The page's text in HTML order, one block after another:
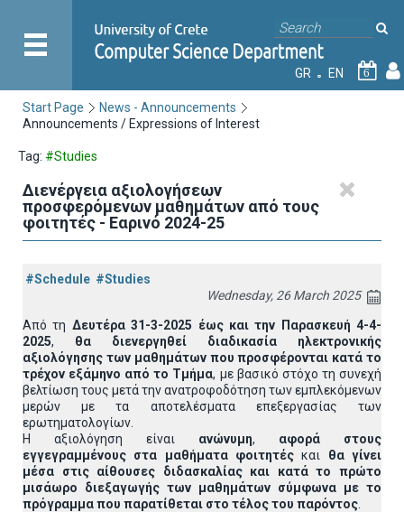
GR EN 6
Start Page
News - Announcements
Announcements / Expressions of Interest
Tag: #Studies
Διενέργεια αξιολογήσεων
προσφερόμενων μαθημάτων από τους
φοιτητές - Εαρινό 2024-25
#Schedule #Studies
Wednesday, 26 March 2025
Από τη Δευτέρα 31-3-2025 έως και την Παρασκευή 4-4-
2025, θα διενεργηθεί διαδικασία ηλεκτρονικής
αξιολόγησης των μαθημάτων που προσφέρονται κατά το
τρέχον εξάμηνο από το Τμήμα, με βασικό στόχο τη συνεχή
βελτίωση τους μετά την ανατροφοδότηση των εμπλεκόμενων
μερών με τα αποτελέσματα επεξεργασίας των
ερωτηματολογίων.
Η αξιολόγηση είναι ανώνυμη, αφορά στους
εγγεγραμμένους στα μαθήματα φοιτητέςκαι θα γίνει
μέσα στις αίθουσες διδασκαλίας και κατά το πρώτο
μισάωρο διεξαγωγής των μαθημάτων σύμφωνα με το
πρόγραμμα που παρατίθεται στο τέλος του παρόντος